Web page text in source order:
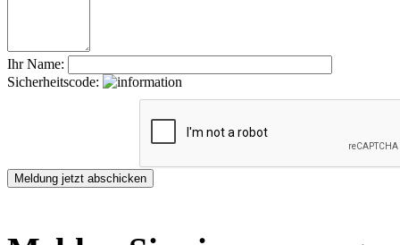
Ihr Name:
Sicherheitscode: